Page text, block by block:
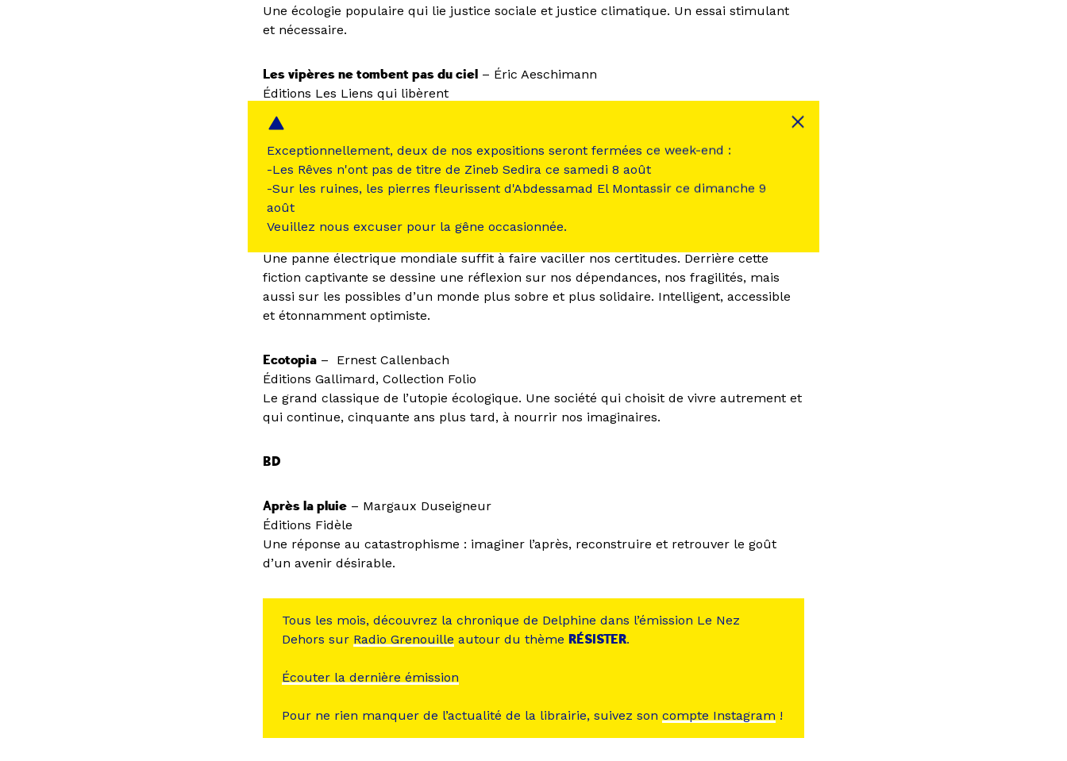
Une écologie populaire qui lie justice sociale et justice climatique. Un essai stimulant
et nécessaire.
Les vipères ne tombent pas du ciel – Éric Aeschimann
Éditions Les Liens qui libèrent
Pour comprendre pourquoi l’écologie est parfois rejetée et comment l’extrême droite
instrumentalise ces fractures.
ROMANS & FICTIONS
Le Jour Zéro
– Hadrien Klent
Une panne électrique mondiale suffit à faire vaciller nos certitudes. Derrière cette
fiction captivante se dessine une réflexion sur nos dépendances, nos fragilités, mais
aussi sur les possibles d’un monde plus sobre et plus solidaire. Intelligent, accessible
et étonnamment optimiste.
Ecotopia – Ernest Callenbach
Éditions Gallimard, Collection Folio
Le grand classique de l’utopie écologique. Une société qui choisit de vivre autrement et
qui continue, cinquante ans plus tard, à nourrir nos imaginaires.
BD
Après la pluie – Margaux Duseigneur
Éditions Fidèle
Une réponse au catastrophisme : imaginer l’après, reconstruire et retrouver le goût
d’un avenir désirable.
Tous les mois, découvrez la chronique de Delphine dans l’émission Le Nez
Dehors sur Radio Grenouille autour du thèmeRÉSISTER.
Écouter la dernière émission
Pour ne rien manquer de l’actualité de la librairie, suivez soncompte Instagram !
Exceptionnellement, deux de nos expositions seront fermées ce week-end :
-Les Rêves n'ont pas de titre de Zineb Sedira ce samedi 8 août
-Sur les ruines, les pierres fleurissent d'Abdessamad El Montassir ce dimanche 9
août
Veuillez nous excuser pour la gêne occasionnée.